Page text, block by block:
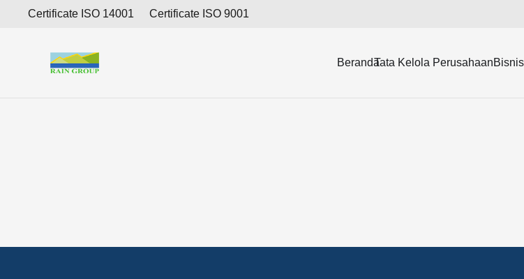
Certificate ISO 14001 Certificate ISO 9001
BerandaTata Kelola Perusahaan
Laporan Keuangan Interim konsolidasian PT Resource Alam Indonesia Tbk (KKGI) yang